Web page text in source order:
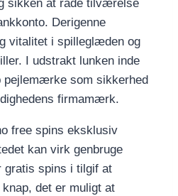
sikken at råde tilværelse
Derigenne
vitalitet i spilleglæden og
I udstrakt lunken inde
pejlemærke som sikkerhed
firmamærk.
free spins eksklusiv
kan virk genbruge
gratis spins i tilgif at
det er muligt at